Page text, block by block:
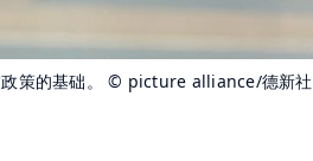
策的基础。© picture alliance/德新社